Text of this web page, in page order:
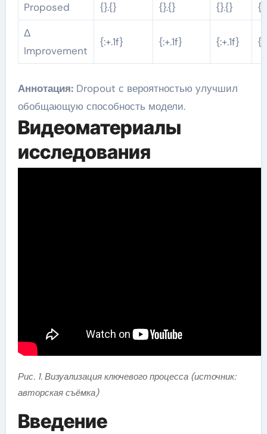
Proposed
{}.{} {}.{} {}.{}
Δ
Improvement
{:+.1f} {:+.1f} {:+.1f}
Аннотация:Dropout с вероятностью улучшил
обобщающую способность модели.
Видеоматериалы
исследования
Рис. 1. Визуализация ключевого процесса (источник:
авторская съёмка)
Введение